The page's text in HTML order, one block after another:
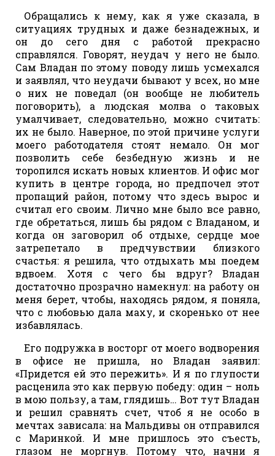
Обращались к нему, как я уже сказала, в
ситуациях трудных и даже безнадежных, и
он до сего дня с работой прекрасно
справлялся. Говорят, неудач у него не было.
Сам Владан по этому поводу лишь усмехался
и заявлял, что неудачи бывают у всех, но мне
о них не поведал (он вообще не любитель
поговорить), а людская молва о таковых
умалчивает, следовательно, можно считать:
их не было. Наверное, по этой причине услуги
моего работодателя стоят немало. Он мог
позволить себе безбедную жизнь и не
торопился искать новых клиентов. И офис мог
купить в центре города, но предпочел этот
пропащий район, потому что здесь вырос и
считал его своим. Лично мне было все равно,
где обретаться, лишь бы рядом с Владаном, и
когда он заговорил об отдыхе, сердце мое
затрепетало в предчувствии близкого
счастья: я решила, что отдыхать мы поедем
вдвоем. Хотя с чего бы вдруг? Владан
достаточно прозрачно намекнул: на работу он
меня берет, чтобы, находясь рядом, я поняла,
что с любовью дала маху, и скоренько от нее
избавлялась.
Его подружка в восторг от моего водворения
в офисе не пришла, но Владан заявил:
«Придется ей это пережить». И я по глупости
расценила это как первую победу: один – ноль
в мою пользу, а там, глядишь… Вот тут Владан
и решил сравнять счет, чтоб я не особо в
мечтах зависала: на Мальдивы он отправился
с Маринкой. И мне пришлось это съесть,
глазом не моргнув. Потому что, начни я